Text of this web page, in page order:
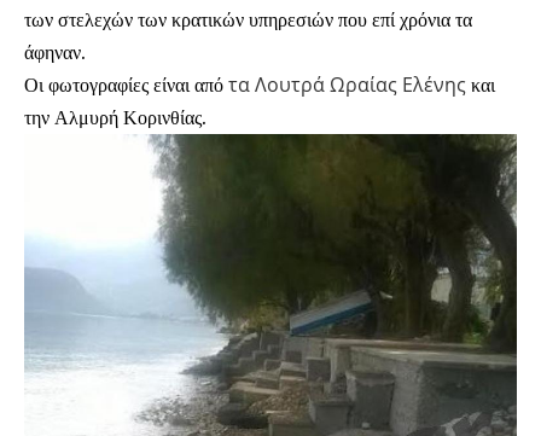
των στελεχών των κρατικών υπηρεσιών που επί χρόνια τα
άφηναν.
Οι φωτογραφίες είναι από τα Λουτρά Ωραίας Ελένης και
την Αλμυρή Κορινθίας.